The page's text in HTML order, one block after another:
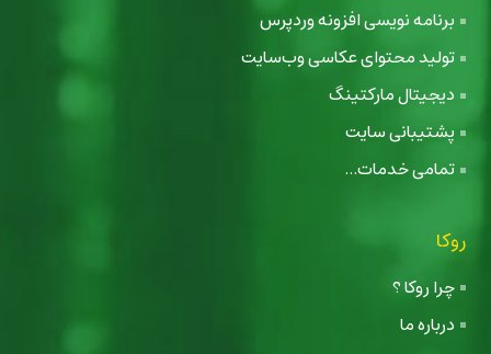
برنامه نویسی افزونه وردپرس
تولید محتوای عکاسی وب‌سایت
دیجیتال مارکتینگ
پشتیبانی سایت
تمامی خدمات...
روکا
چرا روکا ؟
درباره ما